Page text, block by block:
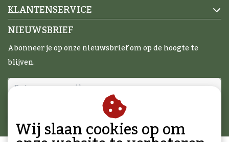
KLANTENSERVICE
NIEUWSBRIEF
Abonneer je op onze nieuwsbrief om op de hoogte te
blijven.
Wij slaan cookies op om